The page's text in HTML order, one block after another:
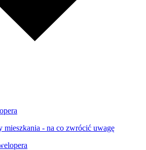
mieszkania - na co zwrócić uwagę